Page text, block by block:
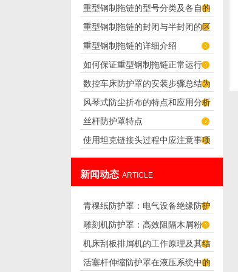
重型钢制拖链的型号分类及各自的
应用
重型钢制拖链的封闭与半封闭的区
别
重型钢制拖链的详细介绍
如何保证重型钢制拖链正常运行
数控车床防护罩的安装步骤总结为
六步骤，快来看看
风琴式防尘折布的特点和应用分析
丝杆防护罩特点
使用坦克链接头过程中应注意事项
新闻动态 ARTICLE
青稞纸防护罩：电气设备绝缘防护
专用方案
雕刻机防护罩：高效阻隔木屑粉
尘，守护设备精度与安全
机床刮板排屑机的工作原理及其结
构分析
活塞杆伸缩防护罩在液压系统中的